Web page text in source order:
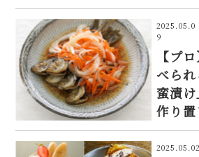
2025.05.0
9
【プ
べら
蛮漬け
作り置
2025.05.02